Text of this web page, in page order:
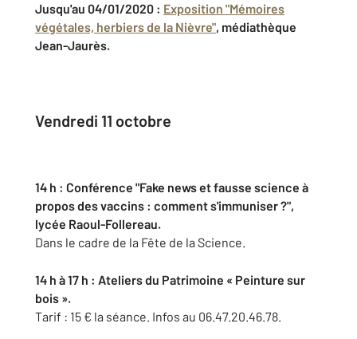
Jusqu'au 04/01/2020 : Exposition "Mémoires
végétales, herbiers de la Nièvre", médiathèque
Jean-Jaurès.
Vendredi 11 octobre
14 h : Conférence "Fake news et fausse science à
propos des vaccins : comment s'immuniser ?",
lycée Raoul-Follereau.
Dans le cadre de la Fête de la Science.
14 h à 17 h : Ateliers du Patrimoine « Peinture sur
bois ».
Tarif : 15 € la séance. Infos au 06.47.20.46.78.